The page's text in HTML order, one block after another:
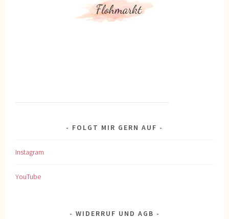
FOLGT MIR GERN AUF
Instagram
YouTube
WIDERRUF UND AGB